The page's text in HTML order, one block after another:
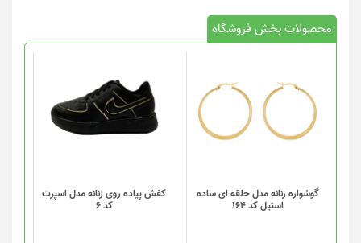
محصولات بخش فروشگاه
گوشواره زنانه مدل حلقه ای ساده
استیل کد 164
محصول
دارای
انواع
مختلفی
گزینه
ها
کفش پیاده روی زنانه مدل اسپرت
کد 6